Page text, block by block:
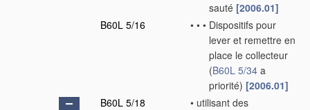
sauté [2006.01]
B60L 5/16
• • • Dispositifs pour
lever et remettre en
place le collecteur
(B60L 5/34 a
priorité) [2006.01]
B60L 5/18
• utilisant des